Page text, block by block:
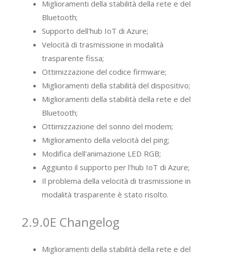
Miglioramenti della stabilità della rete e del
Bluetooth;
Supporto dell'hub IoT di Azure;
Velocità di trasmissione in modalità
trasparente fissa;
Ottimizzazione del codice firmware;
Miglioramenti della stabilità del dispositivo;
Miglioramenti della stabilità della rete e del
Bluetooth;
Ottimizzazione del sonno del modem;
Miglioramento della velocità del ping;
Modifica dell'animazione LED RGB;
Aggiunto il supporto per l'hub IoT di Azure;
Il problema della velocità di trasmissione in
modalità trasparente è stato risolto.
2.9.0E Changelog
Miglioramenti della stabilità della rete e del